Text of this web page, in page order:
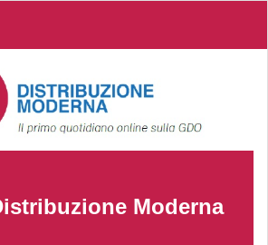
Moderna